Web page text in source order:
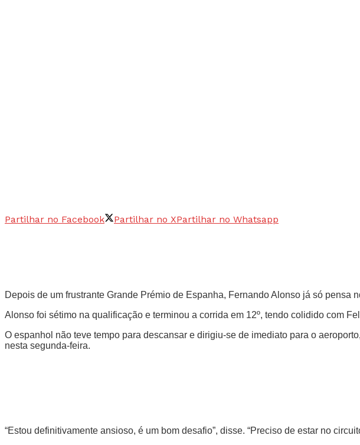
Partilhar no Facebook Partilhar no XPartilhar no Whatsapp
Depois de um frustrante Grande Prémio de Espanha, Fernando Alonso já só
Alonso foi sétimo na qualificação e terminou a corrida em 12º, tendo colidido com
O espanhol não teve tempo para descansar e dirigiu-se de imediato para o
nesta segunda-feira.
“Estou definitivamente ansioso, é um bom desafio”, disse. “Preciso de estar no